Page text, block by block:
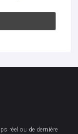
réel ou de dernière